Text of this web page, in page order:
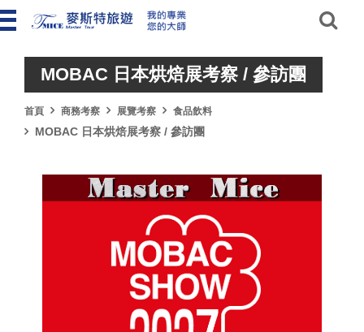
MOBAC 日本烘焙展考察 / 參訪團
首頁 商務考察 展覽考察 食品飲料
MOBAC 日本烘焙展考察 / 參訪團